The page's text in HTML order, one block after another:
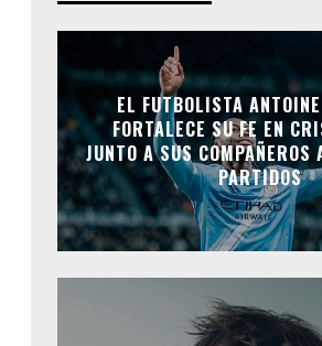
EL FUTBOLISTA
FORTALECE SU FE EN
JUNTO A SUS COMPAÑEROS
PARTIDOS